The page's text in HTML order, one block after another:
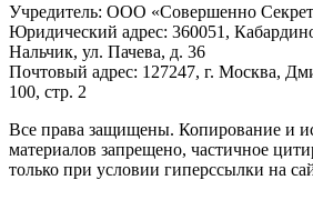
Учредитель: ООО «Совершенно
Юридический адрес: 360051,
Нальчик, ул. Пачева, д. 36
Почтовый адрес: 127247, г. Москва,
100, стр. 2
Все права защищены. Копирование и
материалов запрещено, частичное
только при условии гиперссылки на